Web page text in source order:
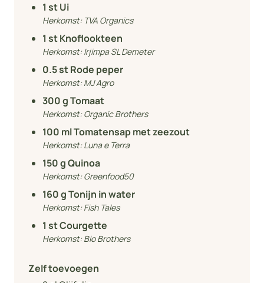
1 st Ui
Herkomst: TVA Organics
1 st Knoflookteen
Herkomst:Irjimpa SL Demeter
0.5st Rode peper
Herkomst:MJ Agro
300g Tomaat
Herkomst:Organic Brothers
100 ml Tomatensap met zeezout
Herkomst:Luna e Terra
150g Quinoa
Herkomst:Greenfood50
160g Tonijn in water
Herkomst:Fish Tales
1 st Courgette
Herkomst:Bio Brothers
Zelf toevoegen